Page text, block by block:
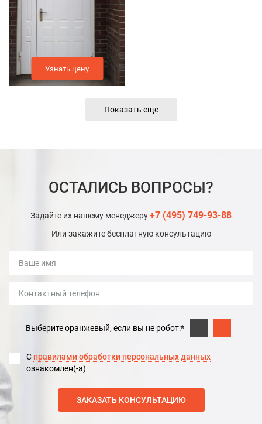
Узнать цену
Показать еще
ОСТАЛИСЬ ВОПРОСЫ?
Задайте их нашему менеджеру+7 (495) 749-93-88
Или закажите бесплатную консультацию
Выберите оранжевый, если вы не робот:*
С правилами обработки персональных данных
ознакомлен(-а)
ЗАКАЗАТЬ КОНСУЛЬТАЦИЮ